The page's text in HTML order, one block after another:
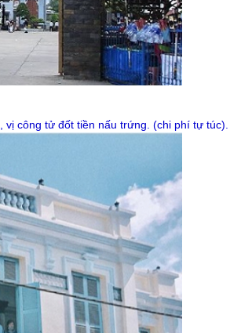
, vị công tử đốt tiền nấu trứng. (chi phí tự túc).